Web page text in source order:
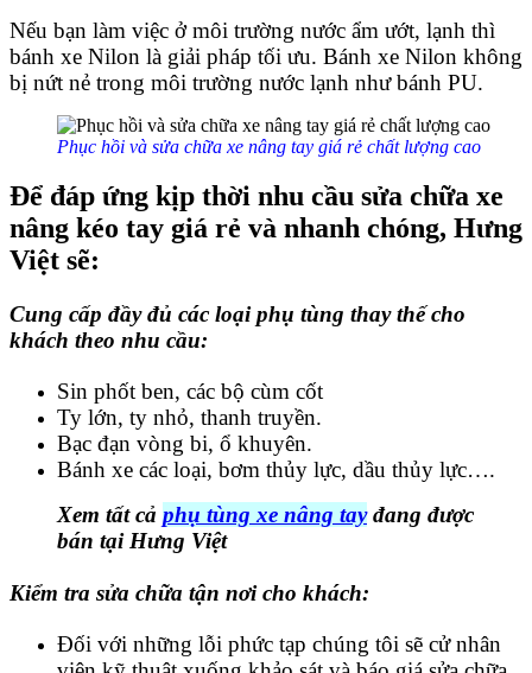
Nếu bạn làm việc ở môi trường nước ẩm ướt, lạnh thì
bánh xe Nilon là giải pháp tối ưu. Bánh xe Nilon không
bị nứt nẻ trong môi trường nước lạnh như bánh PU.
Phục hồi và sửa chữa xe nâng tay giá rẻ chất lượng cao
Để đáp ứng kịp thời nhu cầu sửa chữa xe
nâng kéo tay giá rẻ và nhanh chóng, Hưng
Việt sẽ:
Cung cấp đầy đủ các loại phụ tùng thay thế cho
khách theo nhu cầu:
Sin phốt ben, các bộ cùm cốt
Ty lớn, ty nhỏ, thanh truyền.
Bạc đạn vòng bi, ổ khuyên.
Bánh xe các loại, bơm thủy lực, dầu thủy lực….
Xem tất cả phụ tùng xe nâng tayđang được
bán tại Hưng Việt
Kiểm tra sửa chữa tận nơi cho khách:
Đối với những lỗi phức tạp chúng tôi sẽ cử nhân